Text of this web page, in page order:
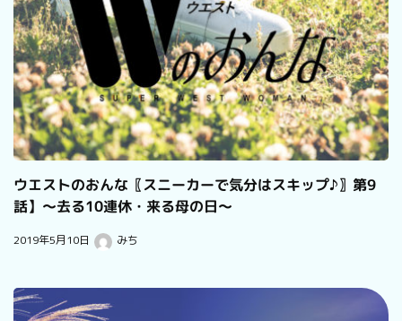
ウエストのおんな〖スニーカーで気分はスキップ♪〗第9
話】～去る10連休・来る母の日～
2019年5月10日 みち